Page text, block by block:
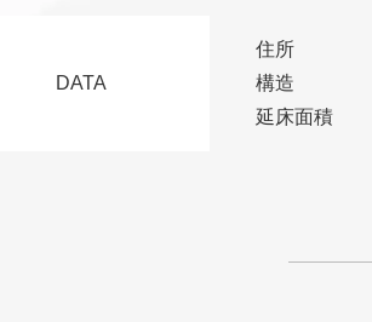
DATA
住所
構造
延床面積